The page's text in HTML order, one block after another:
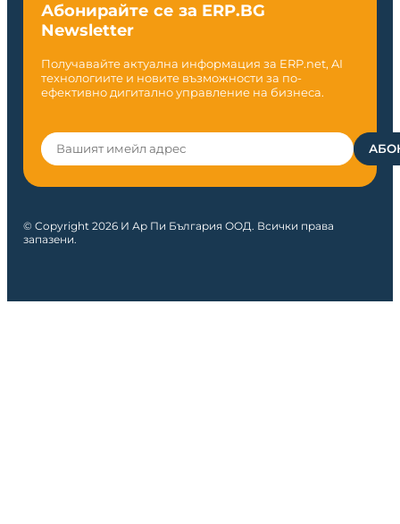
Абонирайте се за ERP.BG
Newsletter
Получавайте актуална информация за ERP.net, AI
технологиите и новите възможности за по-
ефективно дигитално управление на бизнеса.
© Copyright 2026 И Ар Пи България ООД. Всички права
запазени.